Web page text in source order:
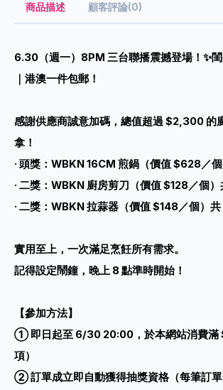
商品描述 顧客評論(0)
6.30（週一）8PM 三台聯播震撼登場！✨
｜ 港澳一件包郵！
感謝供應商誠意加碼，總值超過 $2,300 的
拿！
· 頭獎：WBKN 16CM 煎鍋（價值 $628／
· 二獎：WBKN 廚房剪刀（價值 $128／個）
· 二獎：WBKN 拉蒜器（價值 $148／個）
實用至上，一次滿足烹飪所有需求。
記得設定鬧鐘，晚上 8 點準時開始！
【參加方法】
① 即日起至 6/30 20:00，於本網站消費滿
項）
② 訂單成立即自動獲得抽獎資格（每筆訂單